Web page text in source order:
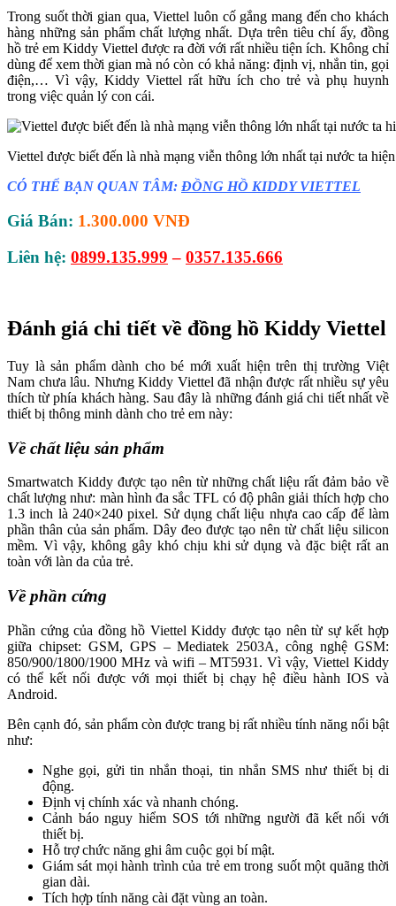
Trong suốt thời gian qua, Viettel luôn cố gắng mang đến cho khách
hàng những sản phẩm chất lượng nhất. Dựa trên tiêu chí ấy, đồng
hồ trẻ em Kiddy Viettel được ra đời với rất nhiều tiện ích. Không chỉ
dùng để xem thời gian mà nó còn có khả năng: định vị, nhắn tin, gọi
điện,… Vì vậy, Kiddy Viettel rất hữu ích cho trẻ và phụ huynh
trong việc quản lý con cái.
Viettel được biết đến là nhà mạng viễn thông lớn nhất tại nước ta
CÓ THỂ BẠN QUAN TÂM: ĐỒNG HỒ KIDDY VIETTEL
Giá Bán: 1.300.000 VNĐ
Liên hệ: 0899.135.999 – 0357.135.666
Đánh giá chi tiết về đồng hồ Kiddy Viettel
Tuy là sản phẩm dành cho bé mới xuất hiện trên thị trường Việt
Nam chưa lâu. Nhưng Kiddy Viettel đã nhận được rất nhiều sự yêu
thích từ phía khách hàng. Sau đây là những đánh giá chi tiết nhất về
thiết bị thông minh dành cho trẻ em này:
Về chất liệu sản phẩm
Smartwatch Kiddy được tạo nên từ những chất liệu rất đảm bảo về
chất lượng như: màn hình đa sắc TFL có độ phân giải thích hợp cho
1.3 inch là 240×240 pixel. Sử dụng chất liệu nhựa cao cấp để làm
phần thân của sản phẩm. Dây đeo được tạo nên từ chất liệu silicon
mềm. Vì vậy, không gây khó chịu khi sử dụng và đặc biệt rất an
toàn với làn da của trẻ.
Về phần cứng
Phần cứng của đồng hồ Viettel Kiddy được tạo nên từ sự kết hợp
giữa chipset: GSM, GPS – Mediatek 2503A, công nghệ GSM:
850/900/1800/1900 MHz và wifi – MT5931. Vì vậy, Viettel Kiddy
có thể kết nối được với mọi thiết bị chạy hệ điều hành IOS và
Android.
Bên cạnh đó, sản phẩm còn được trang bị rất nhiều tính năng nổi bật
như:
Nghe gọi, gửi tin nhắn thoại, tin nhắn SMS như thiết bị di
động.
Định vị chính xác và nhanh chóng.
Cảnh báo nguy hiểm SOS tới những người đã kết nối với
thiết bị.
Hỗ trợ chức năng ghi âm cuộc gọi bí mật.
Giám sát mọi hành trình của trẻ em trong suốt một quãng thời
gian dài.
Tích hợp tính năng cài đặt vùng an toàn.